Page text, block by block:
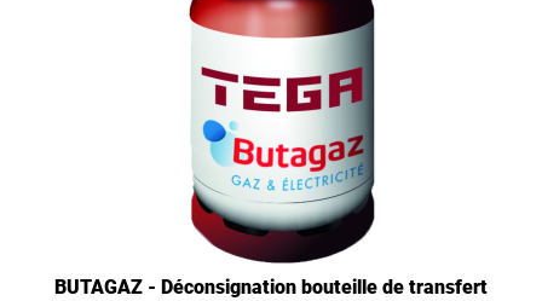
BUTAGAZ - Déconsignation bouteille de transfert